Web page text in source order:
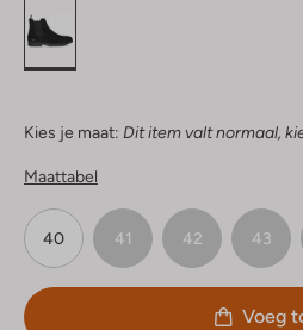
Kies je maat: Dit item valt normaal,
Maattabel
40 41 42 43
Voeg